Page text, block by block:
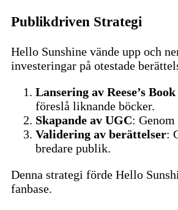
Publikdriven Strategi
Hello Sunshine vände upp och
investeringar på otestade
Lansering av Reese’s
föreslå liknande böcker.
Skapande av UGC:
Validering av berättelser:
bredare publik.
Denna strategi förde Hello
fanbase.